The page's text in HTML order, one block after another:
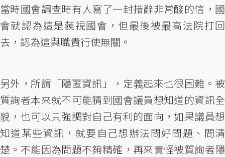
當時國會調查時有人寫了一封措辭非常酸的信，國
會就認為這是藐視國會，但最後被最高法院打回
去，認為這與職責行使無關。
另外，所謂「隱匿資訊」，定義起來也很困難。被
質詢者本來就不可能猜到國會議員想知道的資訊全
貌，也可以只強調對自己有利的面向，如果議員想
知道某些資訊，就要自己想辦法問好問題、問清
楚。不能因為問題不夠精確，再來責怪被質詢者隱